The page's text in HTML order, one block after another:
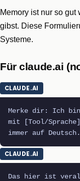
Memory ist nur so
gibst. Diese
Systeme.
Für claude.ai
CLAUDE.AI
Merke dir: Ich
mit [Tool/
immer auf Deutsch.
CLAUDE.AI
Das hier ist